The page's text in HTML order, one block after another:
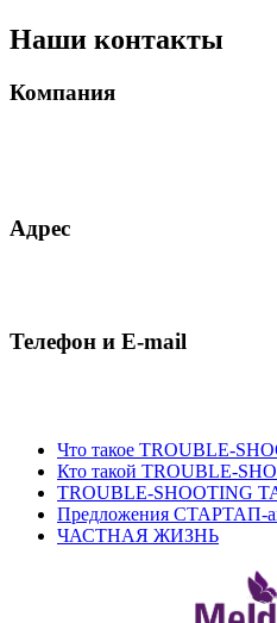
Наши контакты
Компания
Адрес
Телефон и E-mail
Что такое TROUBLE-
Кто такой TROUBLE-
TROUBLE-SHOOTING
Предложения СТАРТАП-
ЧАСТНАЯ ЖИЗНЬ